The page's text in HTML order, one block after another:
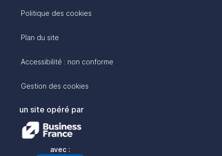
Politique des cookies
Plan du site
Accessibilité : non conforme
Gestion des cookies
un site opéré par
avec :